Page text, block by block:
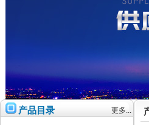
产品目录 更多...